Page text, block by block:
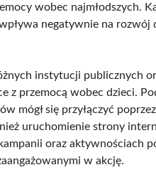
wobec najmłodszych.
negatywnie na rozwój
instytucji publicznych
przemocą wobec dzieci.
mógł się przyłączyć
uruchomienie strony
oraz aktywnościach
w akcję.